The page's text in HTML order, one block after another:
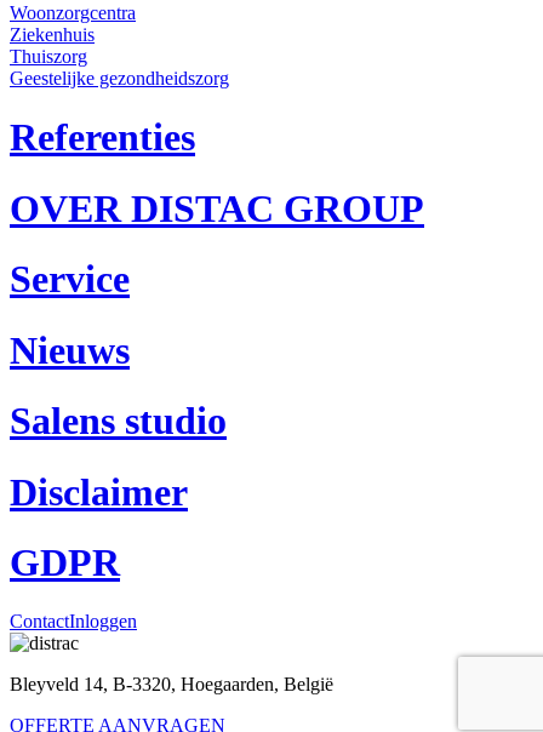
Woonzorgcentra
Ziekenhuis
Thuiszorg
Geestelijke gezondheidszorg
Referenties
OVER DISTAC GROUP
Service
Nieuws
Salens studio
Disclaimer
GDPR
ContactInloggen
Bleyveld 14, B-3320, Hoegaarden, België
OFFERTE AANVRAGEN